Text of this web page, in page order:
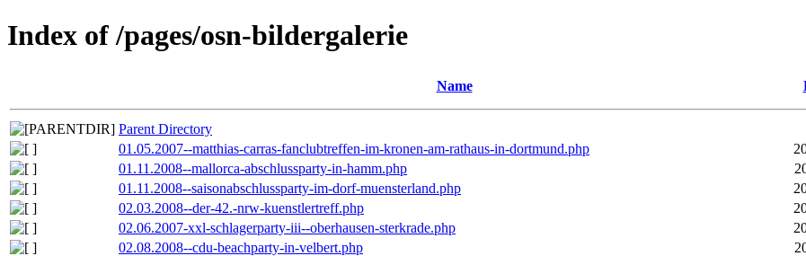
Index of /pages/osn-bildergalerie
Name
Parent Directory
01.05.2007--matthias-carras-fanclubtreffen-im-kronen-am-rathaus-in-dortmund.php
01.11.2008--mallorca-abschlussparty-in-hamm.php
01.11.2008--saisonabschlussparty-im-dorf-muensterland.php
02.03.2008--der-42.-nrw-kuenstlertreff.php
02.06.2007-xxl-schlagerparty-iii--oberhausen-sterkrade.php
02.08.2008--cdu-beachparty-in-velbert.php